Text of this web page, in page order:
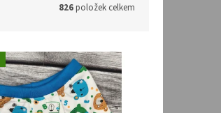
826položek celkem